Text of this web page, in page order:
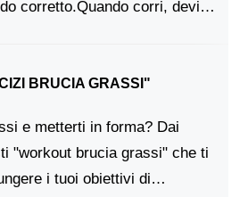
corretto.Quando corri, devi
BRUCIA GRASSI"
e metterti in forma? Dai
"workout brucia grassi" che ti
i tuoi obiettivi di